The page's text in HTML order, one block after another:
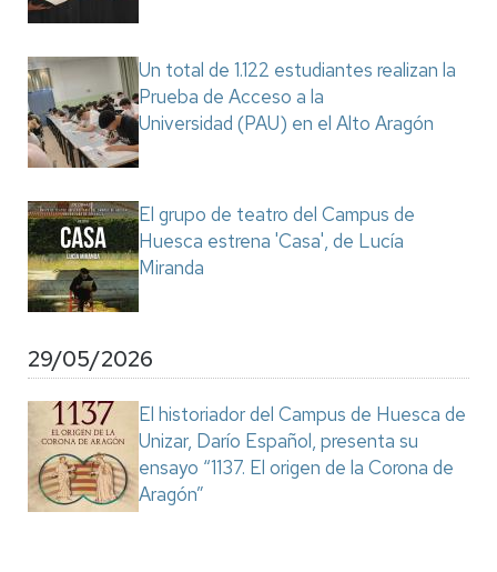
Un total de 1.122 estudiantes realizan la
Prueba de Acceso a la
Universidad (PAU) en el Alto Aragón
El grupo de teatro del Campus de
Huesca estrena 'Casa', de Lucía
Miranda
29/05/2026
El historiador del Campus de Huesca de
Unizar, Darío Español, presenta su
ensayo “1137. El origen de la Corona de
Aragón”